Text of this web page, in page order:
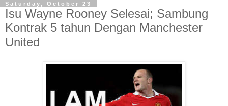
Saturday, October 23
Isu Wayne Rooney Selesai; Sambung
Kontrak 5 tahun Dengan Manchester
United